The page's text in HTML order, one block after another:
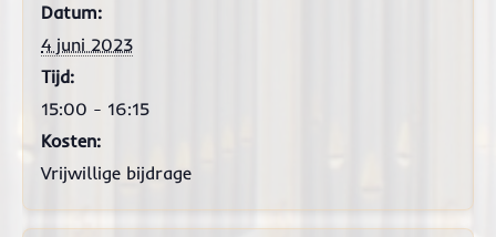
Datum:
4 juni 2023
Tijd:
15:00 - 16:15
Kosten:
Vrijwillige bijdrage